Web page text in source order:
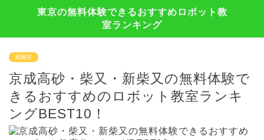
東京の無料体験できるおすすめロボット教
室ランキング
葛飾区
京成高砂・柴又・新柴又の無料体験で
きるおすすめのロボット教室ランキ
ングBEST10！